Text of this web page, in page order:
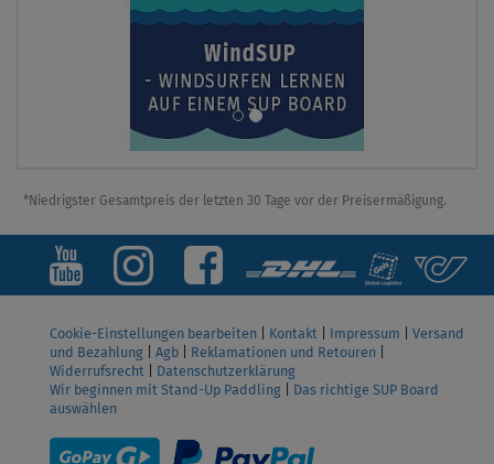
*Niedrigster Gesamtpreis der letzten 30 Tage vor der Preisermäßigung.
Cookie-Einstellungen bearbeiten Kontakt Impressum
Versand
und Bezahlung
Agb Reklamationen und Retouren
Widerrufsrecht
Datenschutzerklärung
Wir beginnen mit Stand-Up Paddling
Das richtige SUP Board
auswählen